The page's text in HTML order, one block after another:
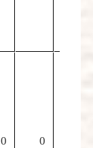
0 0